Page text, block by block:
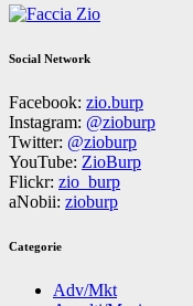
Social Network
Facebook: zio.burp
Instagram: @zioburp
Twitter: @zioburp
YouTube: ZioBurp
Flickr: zio_burp
aNobii: zioburp
Categorie
Adv/Mkt